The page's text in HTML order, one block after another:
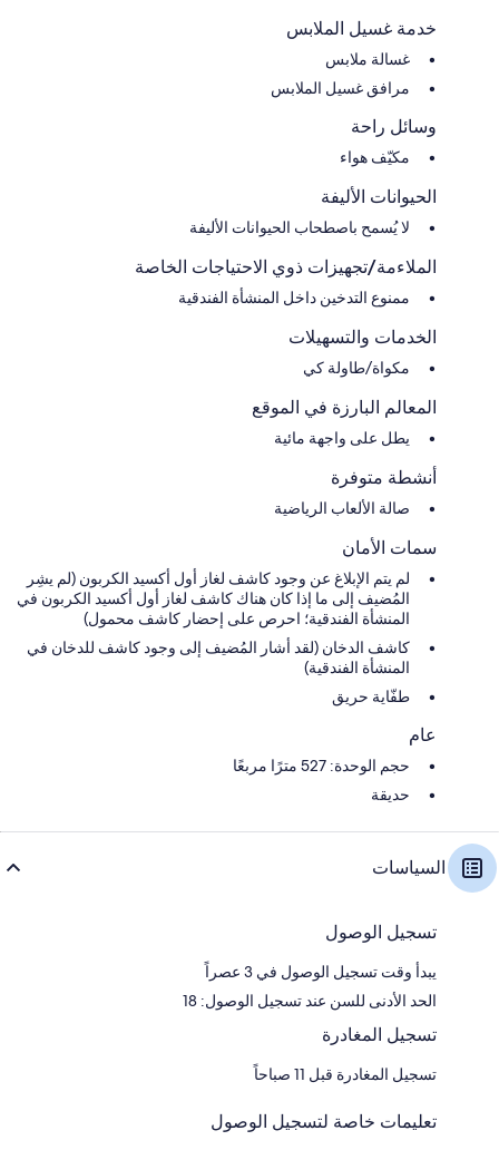
خدمة غسيل الملابس
غسالة ملابس
مرافق غسيل الملابس
وسائل راحة
مكيّف هواء
الحيوانات الأليفة
لا يُسمح باصطحاب الحيوانات الأليفة
الملاءمة/تجهيزات ذوي الاحتياجات الخاصة
ممنوع التدخين داخل المنشأة الفندقية
الخدمات والتسهيلات
مكواة/طاولة كي
المعالم البارزة في الموقع
يطل على واجهة مائية
أنشطة متوفرة
صالة الألعاب الرياضية
سمات الأمان
لم يتم الإبلاغ عن وجود كاشف لغاز أول أكسيد الكربون (لم يشِر
المُضيف إلى ما إذا كان هناك كاشف لغاز أول أكسيد الكربون في
المنشأة الفندقية؛ احرص على إحضار كاشف محمول)
كاشف الدخان (لقد أشار المُضيف إلى وجود كاشف للدخان في
المنشأة الفندقية)
طفّاية حريق
عام
حجم الوحدة: 527 مترًا مربعًا
حديقة
السياسات
تسجيل الوصول
يبدأ وقت تسجيل الوصول في 3 عصراً
الحد الأدنى للسن عند تسجيل الوصول: 18
تسجيل المغادرة
تسجيل المغادرة قبل 11 صباحاً
تعليمات خاصة لتسجيل الوصول